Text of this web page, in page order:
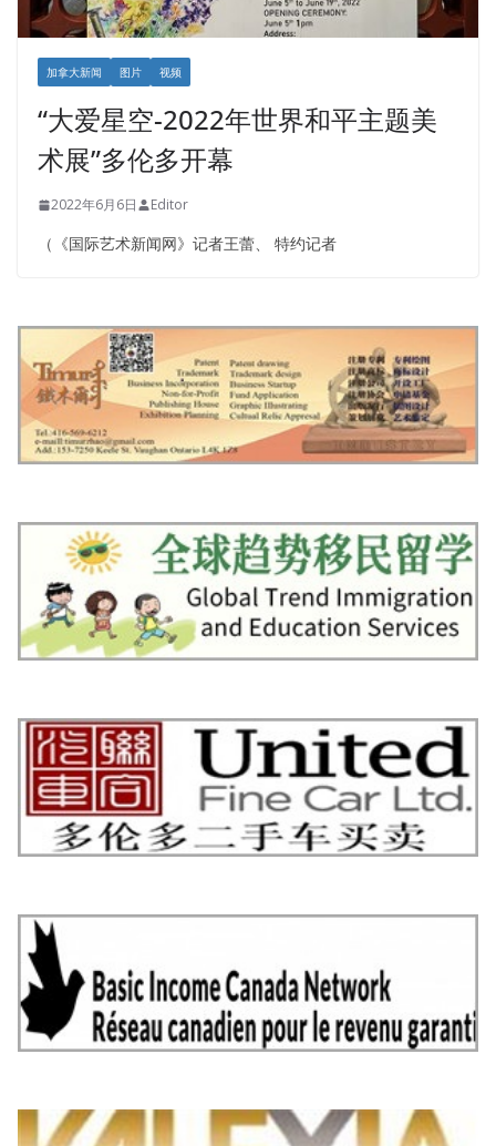
加拿大新闻 图片 视频
“大爱星空-2022年世界和平主题美
术展”多伦多开幕
2022年6月6日 Editor
（《国际艺术新闻网》记者王蕾、 特约记者